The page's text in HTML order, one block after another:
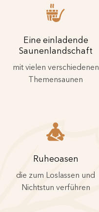
Eine einladende
Saunenlandschaft
mit vielen verschiedenen
Themensaunen
Ruheoasen
die zum Loslassen und
Nichtstun verführen